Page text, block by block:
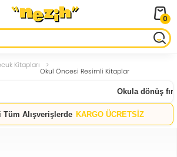
0
Kitapları
Okul Öncesi Resimli Kitaplar
Okula dönüş
Tüm Alışverişlerde KARGO ÜCRETSİZ